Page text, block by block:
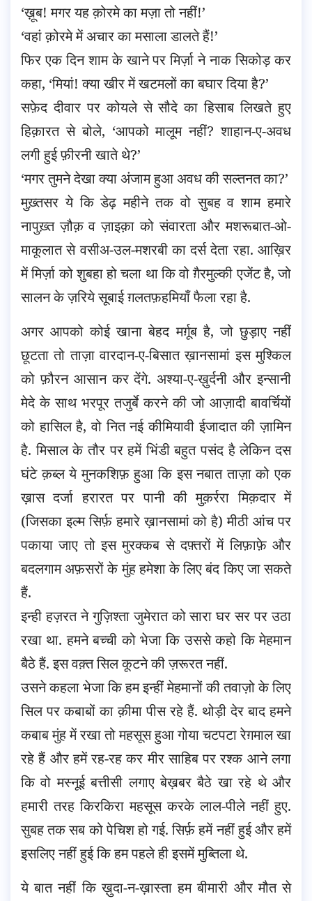
‘ख़ूब! मगर यह क़ोरमे का मज़ा तो नहीं!’
‘वहां क़ोरमे में अचार का मसाला डालते हैं!’
फिर एक दिन शाम के खाने पर मिर्ज़ा ने नाक सिकोड़ कर
कहा, ‘मियां! क्या खीर में खटमलों का बघार दिया है?’
सफ़ेद दीवार पर कोयले से सौदे का हिसाब लिखते हुए
हिक़ारत से बोले, ‘आपको मालूम नहीं? शाहान-ए-अवध
लगी हुई फ़ीरनी खाते थे?’
‘मगर तुमने देखा क्या अंजाम हुआ अवध की सल्तनत का?’
मुख़्तसर ये कि डेढ़ महीने तक वो सुबह व शाम हमारे
नापुख़्त ज़ौक़ व ज़ाइक़ा को संवारता और मशरूबात-ओ-
माकूलात से वसीअ-उल-मशरबी का दर्स देता रहा. आख़िर
में मिर्ज़ा को शुबहा हो चला था कि वो ग़ैरमुल्की एजेंट है, जो
सालन के ज़रिये सूबाई ग़लतफ़हमियाँ फैला रहा है.
अगर आपको कोई खाना बेहद मर्ग़ूब है, जो छुड़ाए नहीं
छूटता तो ताज़ा वारदान-ए-बिसात ख़ानसामां इस मुश्किल
को फ़ौरन आसान कर देंगे. अश्या-ए-ख़ुर्दनी और इन्सानी
मेदे के साथ भरपूर तजुर्बे करने की जो आज़ादी बावर्चियों
को हासिल है, वो नित नई कीमियावी ईजादात की ज़ामिन
है. मिसाल के तौर पर हमें भिंडी बहुत पसंद है लेकिन दस
घंटे क़ब्ल ये मुनकशिफ़ हुआ कि इस नबात ताज़ा को एक
ख़ास दर्जा हरारत पर पानी की मुक़र्ररा मिक़दार में
(जिसका इल्म सिर्फ़ हमारे ख़ानसामां को है) मीठी आंच पर
पकाया जाए तो इस मुरक्कब से दफ़्तरों में लिफ़ाफ़े और
बदलगाम अफ़सरों के मुंह हमेशा के लिए बंद किए जा सकते
हैं.
इन्ही हज़रत ने गुज़िश्ता जुमेरात को सारा घर सर पर उठा
रखा था. हमने बच्ची को भेजा कि उससे कहो कि मेहमान
बैठे हैं. इस वक़्त सिल कूटने की ज़रूरत नहीं.
उसने कहला भेजा कि हम इन्हीं मेहमानों की तवाज़ो के लिए
सिल पर कबाबों का क़ीमा पीस रहे हैं. थोड़ी देर बाद हमने
कबाब मुंह में रखा तो महसूस हुआ गोया चटपटा रेग़माल खा
रहे हैं और हमें रह-रह कर मीर साहिब पर रश्क आने लगा
कि वो मस्नूई बत्तीसी लगाए बेख़बर बैठे खा रहे थे और
हमारी तरह किरकिरा महसूस करके लाल-पीले नहीं हुए.
सुबह तक सब को पेचिश हो गई. सिर्फ़ हमें नहीं हुई और हमें
इसलिए नहीं हुई कि हम पहले ही इसमें मुब्तिला थे.
ये बात नहीं कि ख़ुदा-न-ख़ास्ता हम बीमारी और मौत से